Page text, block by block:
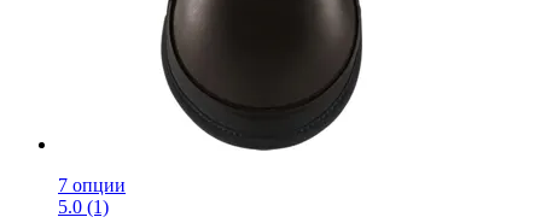
7 опции
5.0 (1)